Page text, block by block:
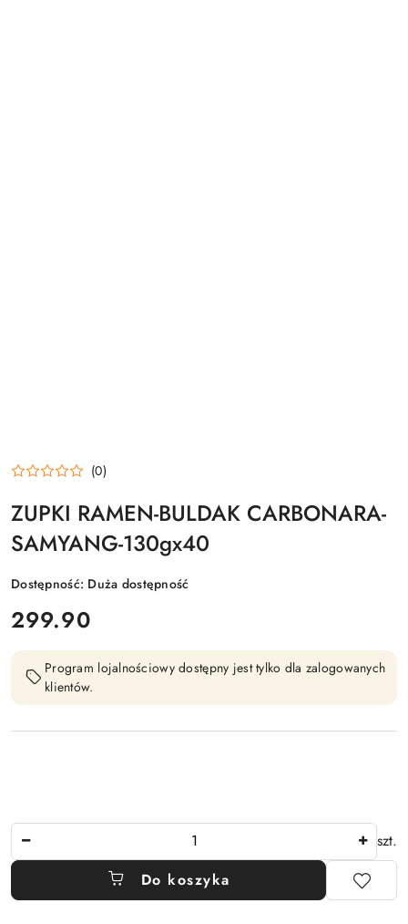
(0)
ZUPKI RAMEN-BULDAK CARBONARA-
SAMYANG-130gx40
Dostępność: Duża dostępność
cena:
299.90
Program lojalnościowy dostępny jest tylko dla zalogowanych
klientów.
szt.
Do koszyka